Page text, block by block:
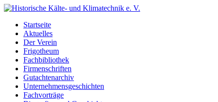
Startseite
Aktuelles
Der Verein
Frigotheum
Fachbibliothek
Firmenschriften
Gutachtenarchiv
Unternehmensgeschichten
Fachvorträge